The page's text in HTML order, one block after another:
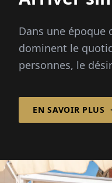
Dans une
dominent le
personnes, le
EN SAVOIR PLUS